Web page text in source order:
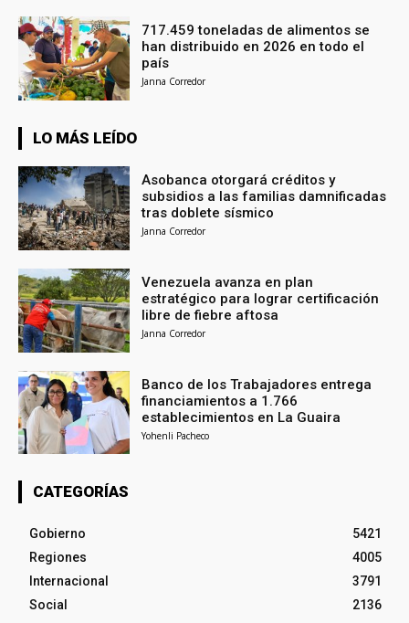
717.459 toneladas de alimentos se
han distribuido en 2026 en todo el
país
Janna Corredor
LO MÁS LEÍDO
Asobanca otorgará créditos y
subsidios a las familias damnificadas
tras doblete sísmico
Janna Corredor
Venezuela avanza en plan
estratégico para lograr certificación
libre de fiebre aftosa
Janna Corredor
Banco de los Trabajadores entrega
financiamientos a 1.766
establecimientos en La Guaira
Yohenli Pacheco
CATEGORÍAS
Gobierno
5421
Regiones
4005
Internacional
3791
Social
2136